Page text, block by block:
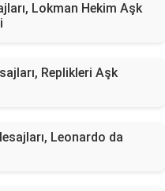
Lokman Hekim Aşk
Replikleri Aşk
Leonardo da